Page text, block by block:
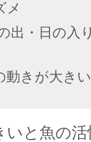
メ
出・日の入
動きが大き
いと魚の